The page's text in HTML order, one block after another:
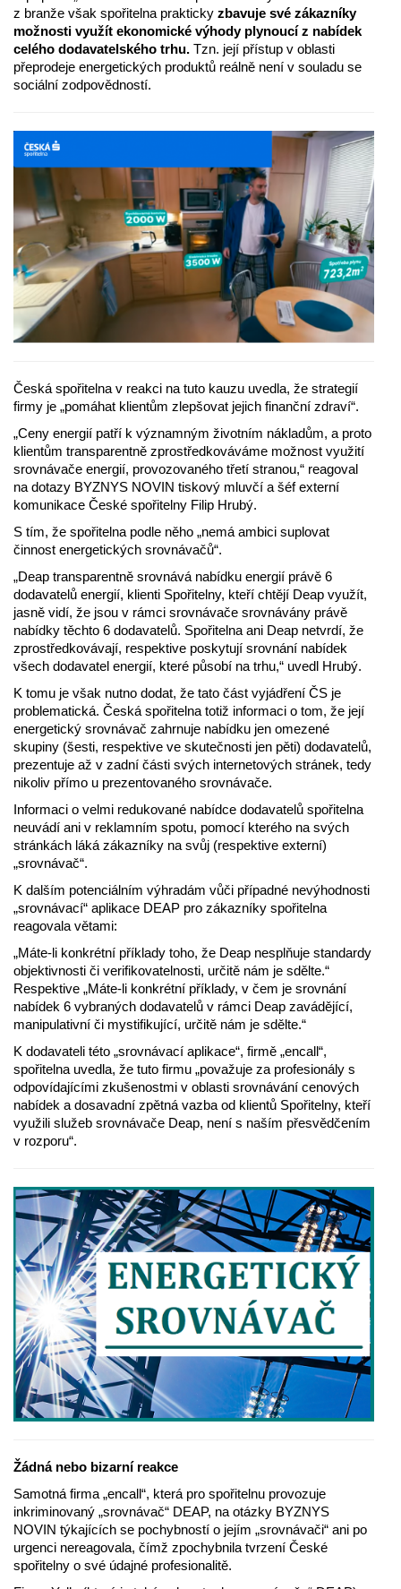
z branže však spořitelna prakticky zbavuje své zákazníky
možnosti využít ekonomické výhody plynoucí z nabídek
celého dodavatelského trhu. Tzn. její přístup v oblasti
přeprodeje energetických produktů reálně není v souladu se
sociální zodpovědností.
Česká spořitelna v reakci na tuto kauzu uvedla, že strategií
firmy je „pomáhat klientům zlepšovat jejich finanční zdraví“.
„Ceny energií patří k významným životním nákladům, a proto
klientům transparentně zprostředkováváme možnost využití
srovnávače energií, provozovaného třetí stranou,“ reagoval
na dotazy BYZNYS NOVIN tiskový mluvčí a šéf externí
komunikace České spořitelny Filip Hrubý.
S tím, že spořitelna podle něho „nemá ambici suplovat
činnost energetických srovnávačů“.
„Deap transparentně srovnává nabídku energií právě 6
dodavatelů energií, klienti Spořitelny, kteří chtějí Deap využít,
jasně vidí, že jsou v rámci srovnávače srovnávány právě
nabídky těchto 6 dodavatelů. Spořitelna ani Deap netvrdí, že
zprostředkovávají, respektive poskytují srovnání nabídek
všech dodavatel energií, které působí na trhu,“ uvedl Hrubý.
K tomu je však nutno dodat, že tato část vyjádření ČS je
problematická. Česká spořitelna totiž informaci o tom, že její
energetický srovnávač zahrnuje nabídku jen omezené
skupiny (šesti, respektive ve skutečnosti jen pěti) dodavatelů,
prezentuje až v zadní části svých internetových stránek, tedy
nikoliv přímo u prezentovaného srovnávače.
Informaci o velmi redukované nabídce dodavatelů spořitelna
neuvádí ani v reklamním spotu, pomocí kterého na svých
stránkách láká zákazníky na svůj (respektive externí)
„srovnávač“.
K dalším potenciálním výhradám vůči případné nevýhodnosti
„srovnávací“ aplikace DEAP pro zákazníky spořitelna
reagovala větami:
„Máte-li konkrétní příklady toho, že Deap nesplňuje standardy
objektivnosti či verifikovatelnosti, určitě nám je sdělte.“
Respektive „Máte-li konkrétní příklady, v čem je srovnání
nabídek 6 vybraných dodavatelů v rámci Deap zavádějící,
manipulativní či mystifikující, určitě nám je sdělte.“
K dodavateli této „srovnávací aplikace“, firmě „encall“,
spořitelna uvedla, že tuto firmu „považuje za profesionály s
odpovídajícími zkušenostmi v oblasti srovnávání cenových
nabídek a dosavadní zpětná vazba od klientů Spořitelny, kteří
využili služeb srovnávače Deap, není s naším přesvědčením
v rozporu“.
Žádná nebo bizarní reakce
Samotná firma „encall“, která pro spořitelnu provozuje
inkriminovaný „srovnávač“ DEAP, na otázky BYZNYS
NOVIN týkajících se pochybností o jejím „srovnávači“ ani po
urgenci nereagovala, čímž zpochybnila tvrzení České
spořitelny o své údajné profesionalitě.